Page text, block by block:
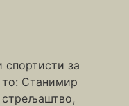
за
то: Станимир